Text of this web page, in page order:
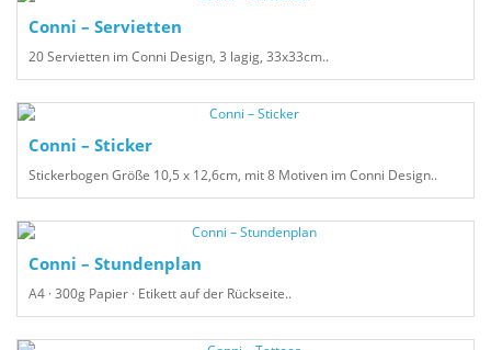
Conni – Servietten
20 Servietten im Conni Design, 3 lagig, 33x33cm..
Conni – Sticker
Stickerbogen Größe 10,5 x 12,6cm, mit 8 Motiven im Conni Design..
Conni – Stundenplan
A4 · 300g Papier · Etikett auf der Rückseite..